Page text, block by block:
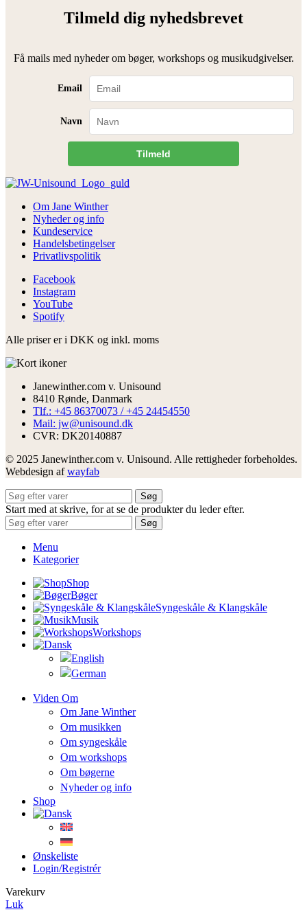
Tilmeld dig nyhedsbrevet
Få mails med nyheder om bøger, workshops og musikudgivelser.
Email
Navn
Tilmeld
Om Jane Winther
Nyheder og info
Kundeservice
Handelsbetingelser
Privatlivspolitik
Facebook
Instagram
YouTube
Spotify
Alle priser er i DKK og inkl. moms
Janewinther.com v. Unisound
8410 Rønde, Danmark
Tlf.: +45 86370073 / +45 24454550
Mail: jw@unisound.dk
CVR: DK20140887
© 2025 Janewinther.com v. Unisound. Alle rettigheder forbeholdes.
Webdesign afwayfab
Søg
Start med at skrive, for at se de produkter du leder efter.
Søg
Menu
Kategorier
Shop
Bøger
Syngeskåle & Klangskåle
Musik
Workshops
Viden Om
Om Jane Winther
Om musikken
Om syngeskåle
Om workshops
Om bøgerne
Nyheder og info
Shop
Ønskeliste
Login/registrér
Varekurv
Luk